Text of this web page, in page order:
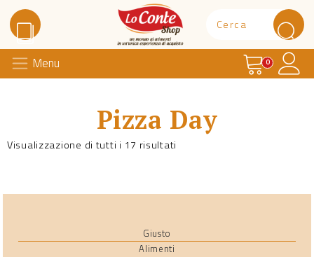
Lo Conte Shop
Menu Carrello
0
Pizza Day
Visualizzazione di tutti i 17 risultati
Giusto
Alimenti